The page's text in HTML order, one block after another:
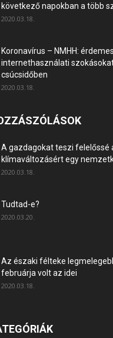
következő napokban a több
2020.03.18.
Koronavírus – NMHH:
internethasználati
csúcsidőben
2020.03.18.
A gazdagokat teszi felelőssé
klímaváltozásért egy
2020.03.18.
Tudtad-e?
2020.03.20.
Az északi félteke
februárja volt az idei
2020.03.18.